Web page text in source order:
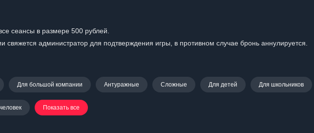
сеансы в размере 500 рублей.
свяжется администратор для подтверждения игры, в противном случае бронь аннулируется.
Для большой компании Антуражные Сложные Для детей Для школьников
Показать все